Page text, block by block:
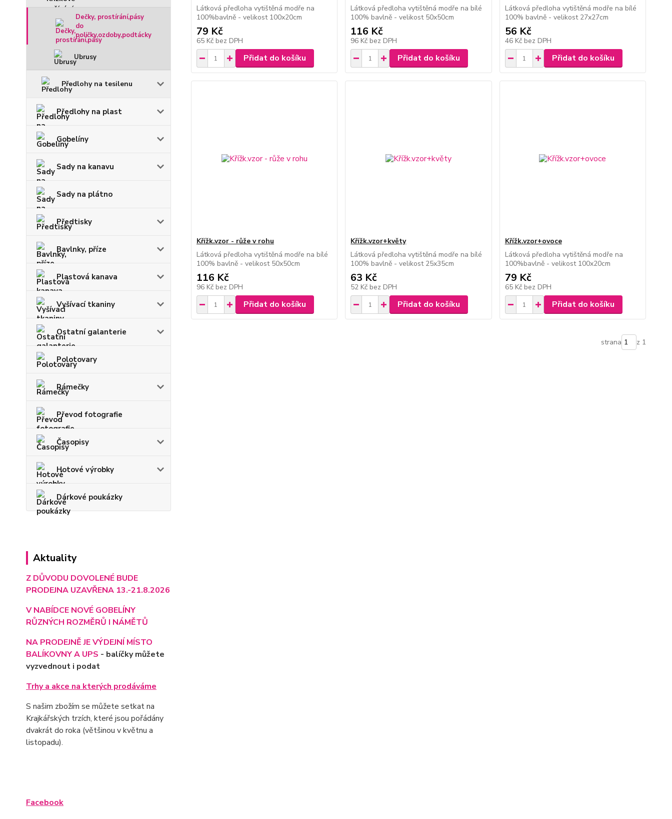
Dečky, prostírání,pásy
do
poličky,ozdoby,podtácky
Ubrusy
Předlohy na tesilenu
Předlohy na plast
Gobelíny
Sady na kanavu
Sady na plátno
Předtisky
Bavlnky, příze
Plastová kanava
Vyšívací tkaniny
Ostatní galanterie
Polotovary
Rámečky
Převod fotografie
Časopisy
Hotové výrobky
Dárkové poukázky
Aktuality
Z DŮVODU DOVOLENÉ BUDE
PRODEJNA UZAVŘENA 13.-21.8.2026
V NABÍDCE NOVÉ GOBELÍNY
RŮZNÝCH ROZMĚRŮ I NÁMĚTŮ
NA PRODEJNĚ JE VÝDEJNÍ MÍSTO
BALÍKOVNY A UPS - balíčky můžete
vyzvednout i podat
Trhy a akce na kterých prodáváme
S našim zbožím se můžete setkat na
Krajkářských trzích, které jsou pořádány
dvakrát do roka (většinou v květnu a
listopadu).
Facebook
Látková předloha vytištěná modře na
100%bavlně - velikost 100x20cm
79 Kč
65 Kč bez DPH
Přidat do košíku
Látková předloha vytištěná modře na bílé
100% bavlně - velikost 50x50cm
116 Kč
96 Kč bez DPH
Přidat do košíku
Látková předloha vytištěná modře na bílé
100% bavlně - velikost 27x27cm
56 Kč
46 Kč bez DPH
Přidat do košíku
Křížk.vzor - růže v rohu
Látková předloha vytištěná modře na bílé
100% bavlně - velikost 50x50cm
116 Kč
96 Kč bez DPH
Přidat do košíku
Křížk.vzor+květy
Látková předloha vytištěná modře na bílé
100% bavlně - velikost 25x35cm
63 Kč
52 Kč bez DPH
Přidat do košíku
Křížk.vzor+ovoce
Látková předloha vytištěná modře na
100%bavlně - velikost 100x20cm
79 Kč
65 Kč bez DPH
Přidat do košíku
strana z 1